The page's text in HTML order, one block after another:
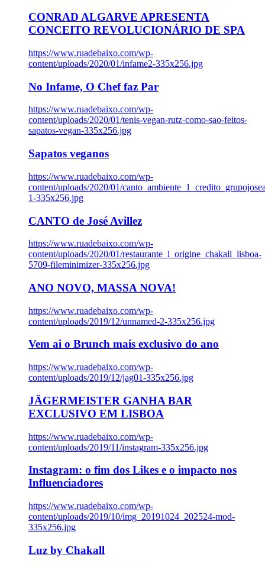
CONRAD ALGARVE APRESENTA
CONCEITO REVOLUCIONÁRIO DE SPA
https://www.ruadebaixo.com/wp-
content/uploads/2020/01/infame2-335x256.jpg
No Infame, O Chef faz Par
https://www.ruadebaixo.com/wp-
content/uploads/2020/01/tenis-vegan-rutz-como-sao-feitos-
sapatos-vegan-335x256.jpg
Sapatos veganos
https://www.ruadebaixo.com/wp-
content/uploads/2020/01/
1-335x256.jpg
CANTO de José Avillez
https://www.ruadebaixo.com/wp-
content/uploads/2020/01/restaurante_l_origine_chakall_lisboa-
5709-fileminimizer-335x256.jpg
ANO NOVO, MASSA NOVA!
https://www.ruadebaixo.com/wp-
content/uploads/2019/12/unnamed-2-335x256.jpg
Vem ai o Brunch mais exclusivo do ano
https://www.ruadebaixo.com/wp-
content/uploads/2019/12/jag01-335x256.jpg
JÄGERMEISTER GANHA BAR
EXCLUSIVO EM LISBOA
https://www.ruadebaixo.com/wp-
content/uploads/2019/11/instagram-335x256.jpg
Instagram: o fim dos Likes e o impacto nos
Influenciadores
https://www.ruadebaixo.com/wp-
content/uploads/2019/10/img_20191024_202524-mod-
335x256.jpg
Luz by Chakall